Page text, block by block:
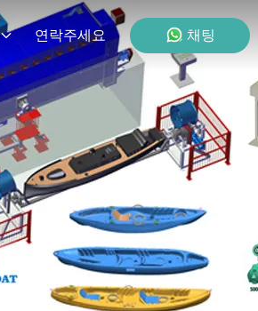
연락주세요 채팅